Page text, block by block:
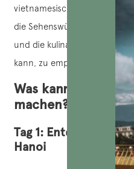
vietnamesischen Frauen!)
die Sehenswürdigkeiten, die
und die kulinarischen
kann, zu empfehlen. Und
Was kann man in
machen?
Tag 1:
Hanoi